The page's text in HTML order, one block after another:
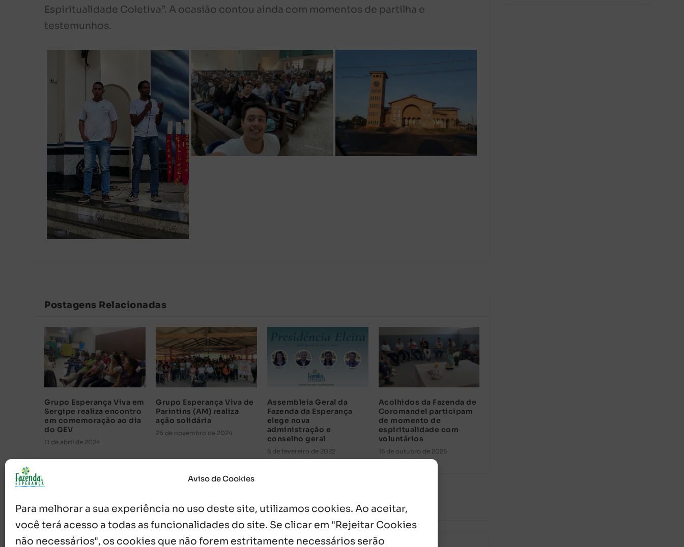
Aviso de Cookies
Para melhorar a sua experiência no uso deste site, utilizamos cookies. Ao aceitar,
você terá acesso a todas as funcionalidades do site. Se clicar em "Rejeitar Cookies
não necessários", os cookies que não forem estritamente necessários serão
Espiritualidade Coletiva”. A ocasião contou ainda com momentos de partilha e
testemunhos.
Postagens Relacionadas
Grupo Esperança Viva em
Sergipe realiza encontro
em comemoração ao dia
do GEV
11 de abril de 2024
Grupo Esperança Viva de
Parintins (AM) realiza
ação solidária
26 de novembro de 2024
Assembleia Geral da
Fazenda da Esperança
elege nova
administração e
conselho geral
5 de fevereiro de 2022
Acolhidos da Fazenda de
Coromandel participam
de momento de
espiritualidade com
voluntários
15 de outubro de 2025